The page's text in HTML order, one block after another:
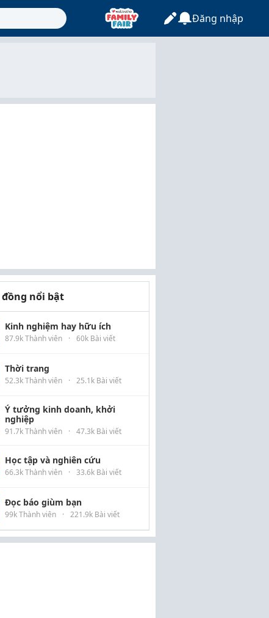
Đăng nhập
đồng nổi bật
Kinh nghiệm hay hữu ích
87.9k Thành viên · 60k Bài viết
Thời trang
52.3k Thành viên · 25.1k Bài viết
Ý tưởng kinh doanh, khởi
nghiệp
91.7k Thành viên · 47.3k Bài viết
Học tập và nghiên cứu
66.3k Thành viên · 33.6k Bài viết
Đọc báo giùm bạn
99k Thành viên · 221.9k Bài viết